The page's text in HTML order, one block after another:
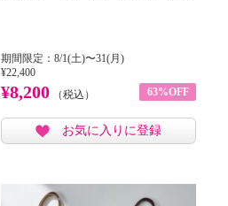
期間限定：8/1(土)〜31(月)
¥22,400
¥8,200 （税込） 63%OFF
お気に入りに登録